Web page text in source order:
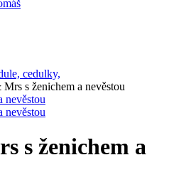
cedulky,
s ženichem a nevěstou
s ženichem a